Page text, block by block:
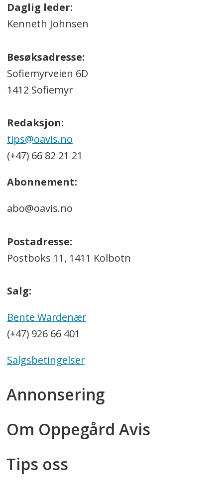
Daglig leder:
Kenneth Johnsen
Besøksadresse:
Sofiemyrveien 6D
1412 Sofiemyr
Redaksjon:
tips@oavis.no
(+47) 66 82 21 21
Abonnement:
abo@oavis.no
Postadresse:
Postboks 11, 1411 Kolbotn
Salg:
Bente Wardenær
(+47) 926 66 401
Salgsbetingelser
Annonsering
Om Oppegård Avis
Tips oss